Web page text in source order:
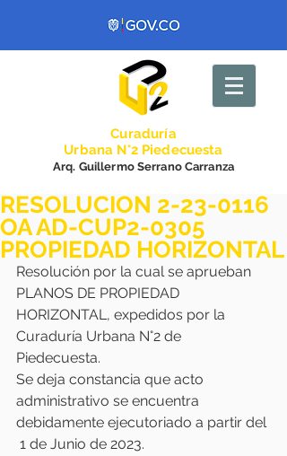
Curaduría
Urbana N°2 Piedecuesta
Arq. Guillermo Serrano Carranza
RESOLUCION 2-23-0116
OA AD-CUP2-0305
PROPIEDAD HORIZONTAL
Resolución por la cual se aprueban
PLANOS DE PROPIEDAD
HORIZONTAL, expedidos por la
Curaduría Urbana N°2 de
Piedecuesta.
Se deja constancia que acto
administrativo se encuentra
debidamente ejecutoriado a partir del
1 de Junio de 2023.